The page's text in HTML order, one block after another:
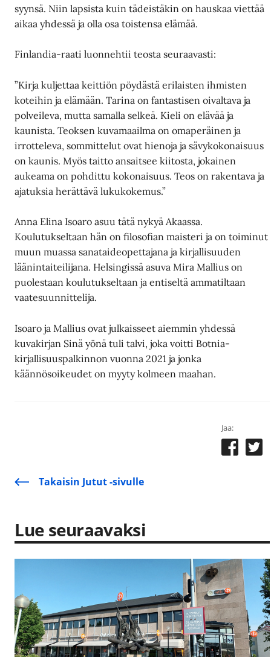
syynsä. Niin lapsista kuin tädeistäkin on hauskaa viettää
aikaa yhdessä ja olla osa toistensa elämää.
Finlandia-raati luonnehtii teosta seuraavasti:
”Kirja kuljettaa keittiön pöydästä erilaisten ihmisten
koteihin ja elämään. Tarina on fantastisen oivaltava ja
polveileva, mutta samalla selkeä. Kieli on elävää ja
kaunista. Teoksen kuvamaailma on omaperäinen ja
irrotteleva, sommittelut ovat hienoja ja sävykokonaisuus
on kaunis. Myös taitto ansaitsee kiitosta, jokainen
aukeama on pohdittu kokonaisuus. Teos on rakentava ja
ajatuksia herättävä lukukokemus.”
Anna Elina Isoaro asuu tätä nykyä Akaassa.
Koulutukseltaan hän on filosofian maisteri ja on toiminut
muun muassa sanataideopettajana ja kirjallisuuden
läänintaiteilijana. Helsingissä asuva Mira Mallius on
puolestaan koulutukseltaan ja entiseltä ammatiltaan
vaatesuunnittelija.
Isoaro ja Mallius ovat julkaisseet aiemmin yhdessä
kuvakirjan Sinä yönä tuli talvi, joka voitti Botnia-
kirjallisuuspalkinnon vuonna 2021 ja jonka
käännösoikeudet on myyty kolmeen maahan.
Jaa:
Takaisin Jutut -sivulle
Lue seuraavaksi